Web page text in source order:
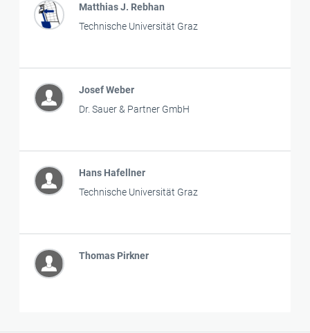
Matthias J. Rebhan
Technische Universität Graz
Josef Weber
Dr. Sauer & Partner GmbH
Hans Hafellner
Technische Universität Graz
Thomas Pirkner